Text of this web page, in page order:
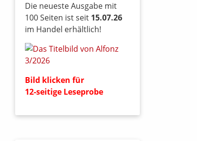
Die neueste Ausgabe mit
100 Seiten ist seit 15.07.26
im Handel erhältlich!
Bild klicken für
12-seitige Leseprobe